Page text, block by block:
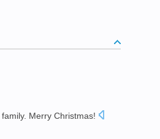
family. Merry Christmas!